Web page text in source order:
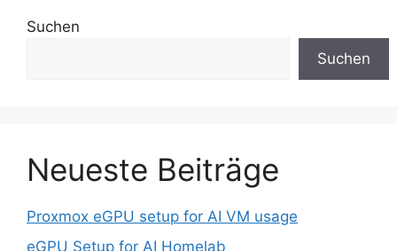
Suchen
Suchen
Neueste Beiträge
Proxmox eGPU setup for AI VM usage
eGPU Setup for AI Homelab